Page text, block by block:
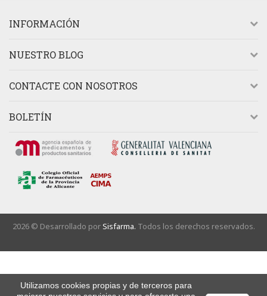
INFORMACIÓN
NUESTRO BLOG
CONTACTE CON NOSOTROS
BOLETÍN
Utilizamos cookies propias y de terceros para
2026 © Desarrollado porSisfarma. Todos los derechos reservados.